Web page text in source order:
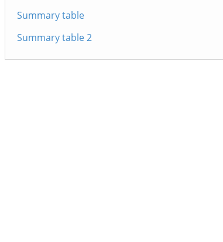
Summary table
Summary table 2